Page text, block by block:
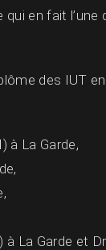
en fait l’une
des IUT
à La Garde,
La Garde et